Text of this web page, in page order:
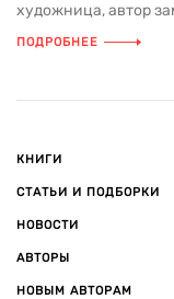
художница, автор
ПОДРОБНЕЕ
КНИГИ
СТАТЬИ И ПОДБОРКИ
НОВОСТИ
АВТОРЫ
НОВЫМ АВТОРАМ